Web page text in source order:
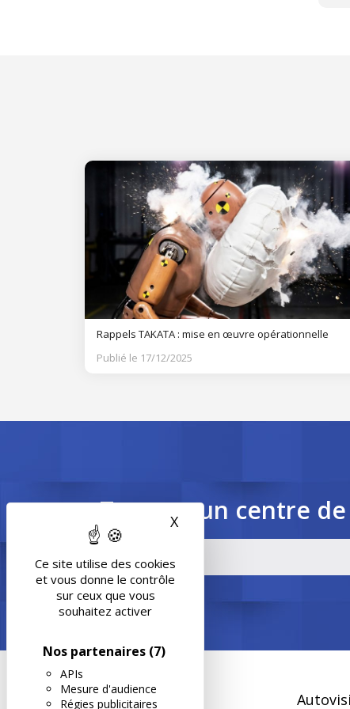
Ce site utilise des cookies
et vous donne le contrôle
sur ceux que vous
souhaitez activer
Nos partenaires (7)
APIs
Mesure d'audience
Régies publicitaires
X Masquer le bandeau
Rappels TAKATA : mise en œuvre opérationnelle
Publié le 17/12/2025
Trouvez un centre